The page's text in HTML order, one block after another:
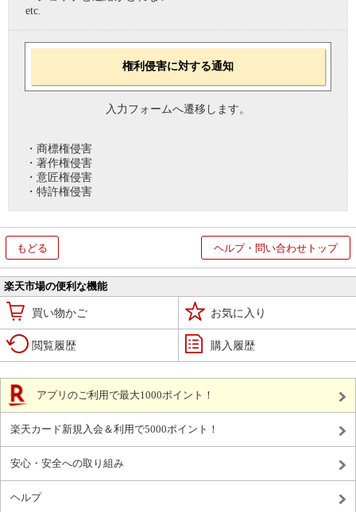
etc.
権利侵害に対する通知
入力フォームへ遷移します。
・商標権侵害
・著作権侵害
・意匠権侵害
・特許権侵害
もどる ヘルプ・問い合わせトップ
楽天市場の便利な機能
買い物かご お気に入り
閲覧履歴 購入履歴
アプリのご利用で最大1000ポイント！
楽天カード新規入会＆利用で5000ポイント！
安心・安全への取り組み
ヘルプ